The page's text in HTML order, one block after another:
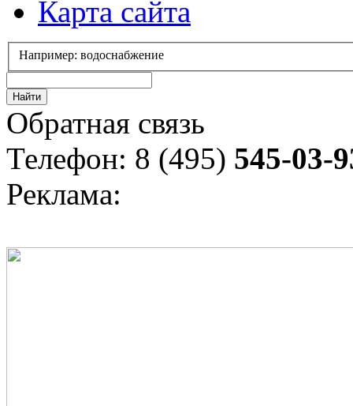
Карта сайта
Например: водоснабжение
Обратная связь
Телефон: 8 (495) 545-03-
Реклама: